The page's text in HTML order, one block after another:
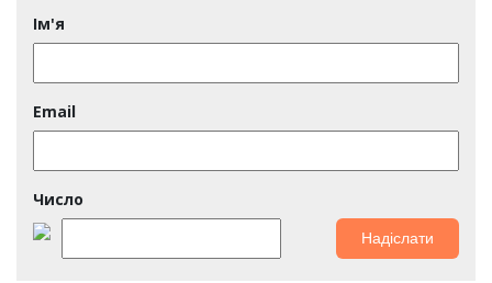
Ім'я
Email
Число